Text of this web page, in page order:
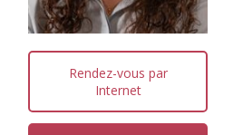
Rendez-vous par
Internet